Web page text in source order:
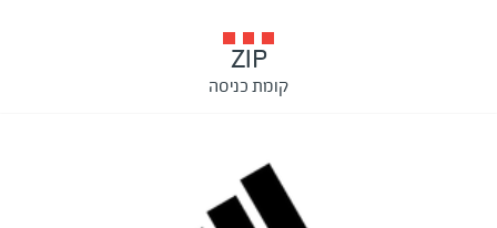
ZIP
קומת כניסה